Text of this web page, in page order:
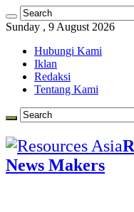
Sunday , 9 August 2026
Hubungi Kami
Iklan
Redaksi
Tentang Kami
News Makers